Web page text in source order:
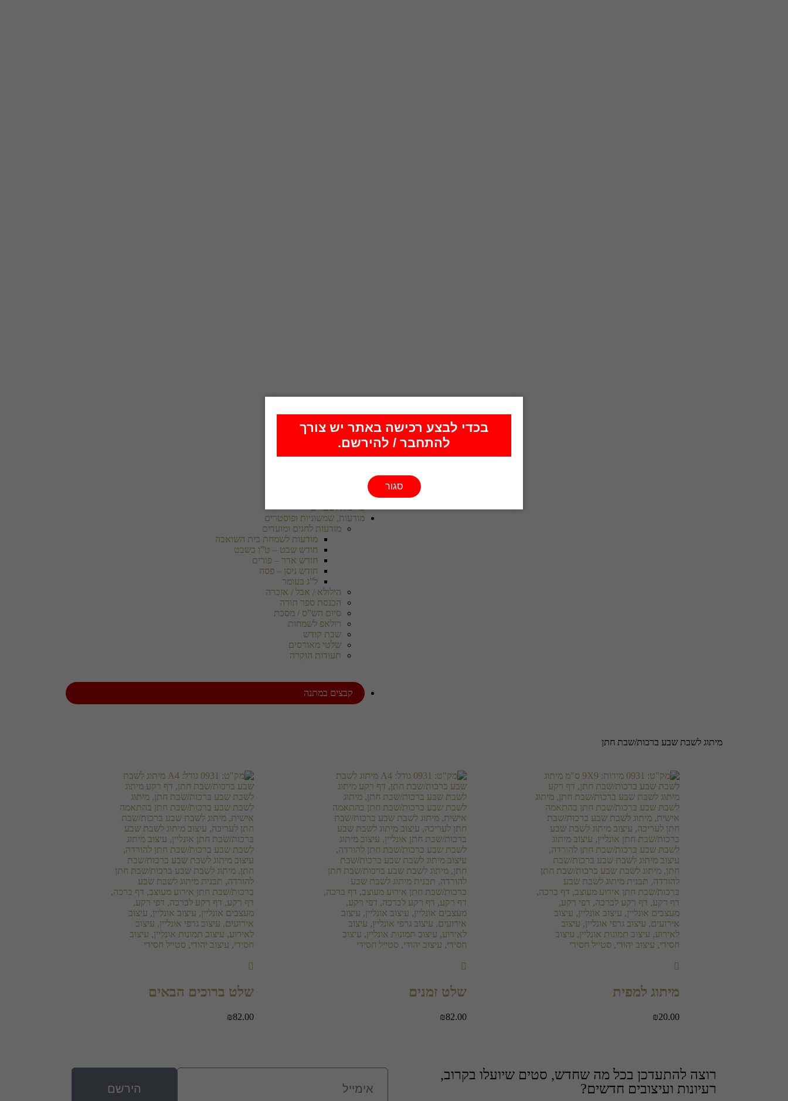
בכדי לבצע רכישה באתר יש צורך
להתחבר / להירשם.
סגור
כריכות ושערים
מודעות, שמשוניות ופוסטרים
מודעות לחגים ומועדים
מודעות לשמחת בית השואבה
חודש שבט – ט”ו בשבט
חודש אדר – פורים
חודש ניסן – פסח
ל”ג בעומר
הילולא / אבל / אזכרה
הכנסת ספר תורה
סיום הש”ס / מסכת
רולאפ לשמחות
שבת קודש
שלטי מאורסים
תעודות הוקרה
קבצים במתנה
מיתוג לשבת שבע ברכות/שבת חתן
מיתוג למפית
₪20.00
שלט זמנים
₪82.00
שלט ברוכים הבאים
₪82.00
רוצה להתעדכן בכל מה שחדש, סטים שיועלו בקרוב,
רעיונות ועיצובים חדשים?
הירשם